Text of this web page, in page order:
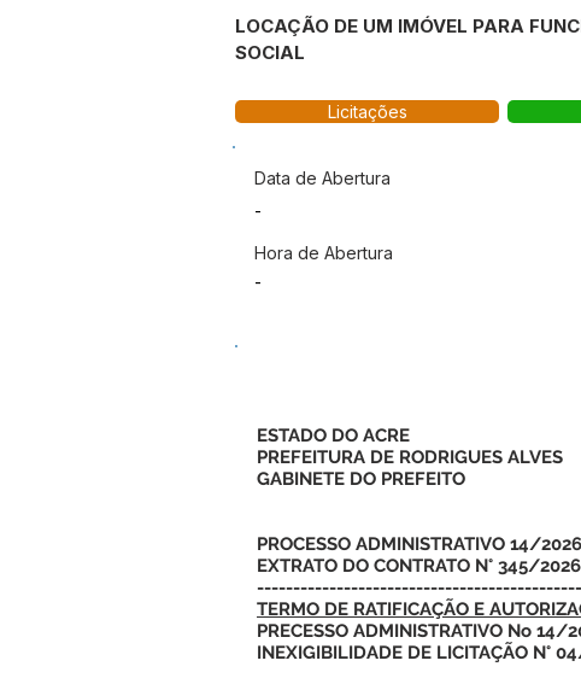
LOCAÇÃO DE UM IMÓVEL PARA
SOCIAL
Licitações
Data de Abertura
-
Hora de Abertura
-
ESTADO DO ACRE
PREFEITURA DE RODRIGUES ALVES
GABINETE DO PREFEITO
PROCESSO ADMINISTRATIVO 14/2026
EXTRATO DO CONTRATO N° 345/2026
TERMO DE RATIFICAÇÃO E
PRECESSO ADMINISTRATIVO No 14/
INEXIGIBILIDADE DE LICITAÇÃO N°